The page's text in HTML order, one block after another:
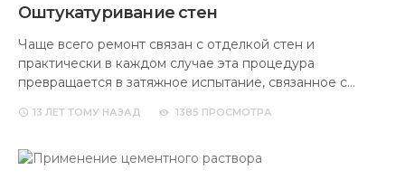
Оштукатуривание стен
Чаще всего ремонт связан с отделкой стен и
практически в каждом случае эта процедура
превращается в затяжное испытание, связанное с…
13 ЛЕТ ТОМУ НАЗАД 1385 ПРОСМОТРА